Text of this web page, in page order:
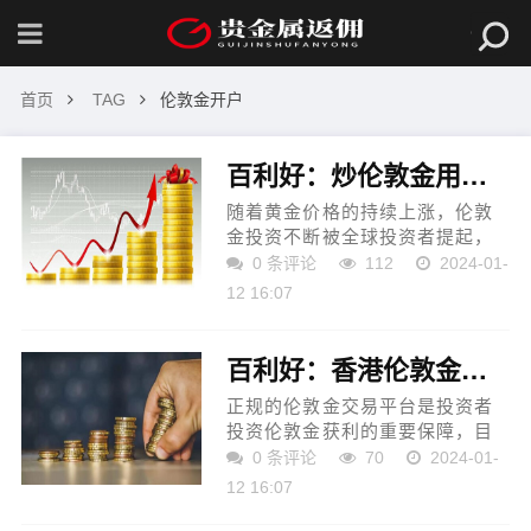
首页 TAG 伦敦金开户
百利好：炒伦敦金用哪个平台，怎么找正规平台？
随着黄金价格的持续上涨，伦敦
金投资不断被全球投资者提起，
越来越多投资者关注到伦敦金的
投资价值，纷纷加入伦敦金交易
0 条评论 112
2024-01-
12 16:07
百利好：香港伦敦金交易平台入金出金安全性如何？
正规的伦敦金交易平台是投资者
投资伦敦金获利的重要保障，目
前我国合法合规的伦敦金交易平
台都在香港地区。香港金银业贸
0 条评论 70
2024-01-
12 16:07